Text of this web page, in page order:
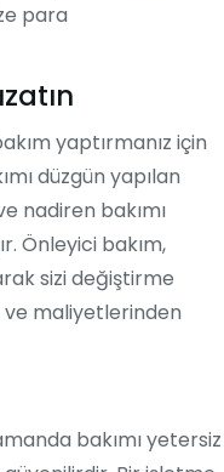
para
yaptırmanız için
düzgün yapılan
nadiren bakımı
Önleyici bakım,
sizi değiştirme
maliyetlerinden
bakımı yetersiz